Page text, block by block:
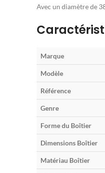
Avec un diamètre de
Marque
Modèle
Référence
Genre
Forme du Boîtier
Dimensions Boîtier
Matériau Boîtier